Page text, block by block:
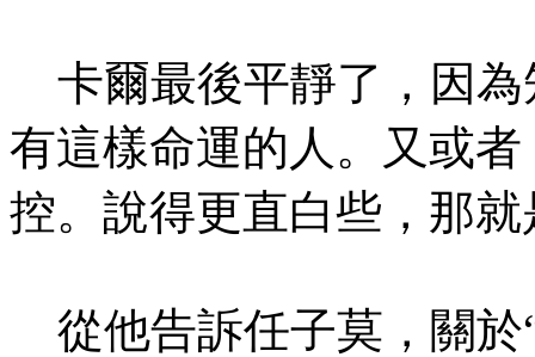
卡爾最後平靜了，因為
有這樣命運的人。又或
控。說得更直白些，那
從他告訴任子莫，關於